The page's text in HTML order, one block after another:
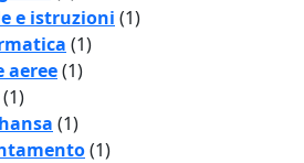
e istruzioni (1)
(1)
aeree(1)
(1)
(1)
(1)